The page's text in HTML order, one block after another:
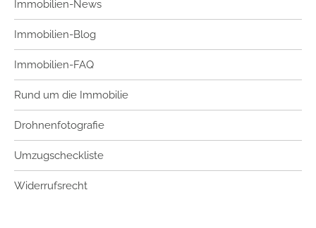
Immobilien-News
Immobilien-Blog
Immobilien-FAQ
Rund um die Immobilie
Drohnenfotografie
Umzugscheckliste
Widerrufsrecht